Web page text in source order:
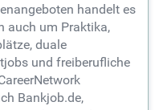
handelt es
auch um Praktika,
duale
und freiberufliche
Bankjob.de,